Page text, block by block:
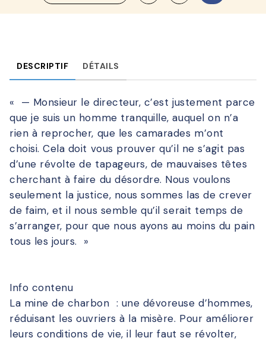
DESCRIPTIF DÉTAILS
« — Monsieur le directeur, c’est justement parce
que je suis un homme tranquille, auquel on n’a
rien à reprocher, que les camarades m’ont
choisi. Cela doit vous prouver qu’il ne s’agit pas
d’une révolte de tapageurs, de mauvaises têtes
cherchant à faire du désordre. Nous voulons
seulement la justice, nous sommes las de crever
de faim, et il nous semble qu’il serait temps de
s’arranger, pour que nous ayons au moins du pain
tous les jours. »
Info contenu
La mine de charbon : une dévoreuse d’hommes,
réduisant les ouvriers à la misère. Pour améliorer
leurs conditions de vie, il leur faut se révolter,